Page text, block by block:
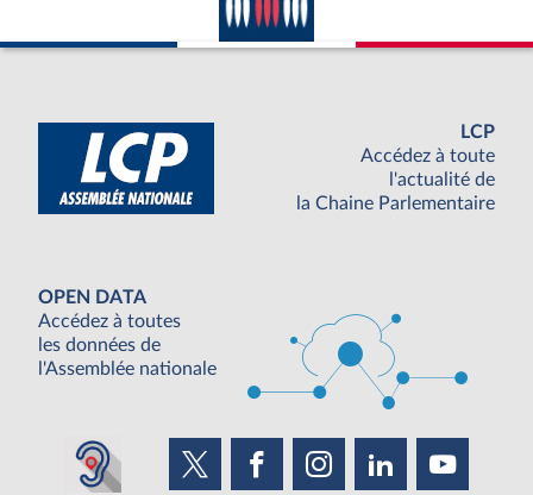
LCP
Accédez à toute
l'actualité de
la Chaine Parlementaire
OPEN DATA
Accédez à toutes
les données de
l'Assemblée nationale